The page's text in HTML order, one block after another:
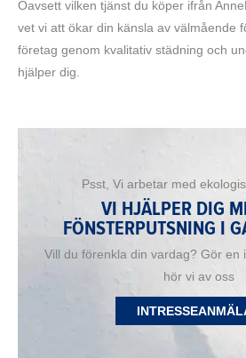
Oavsett vilken tjänst du köper ifrån
vet vi att ökar din känsla av välmående
företag genom kvalitativ städning och
hjälper dig.
Psst, Vi arbetar med
VI HJÄLPER DIG
FÖNSTERPUTSNING I
Vill du förenkla din vardag? Gör en
hör vi av oss